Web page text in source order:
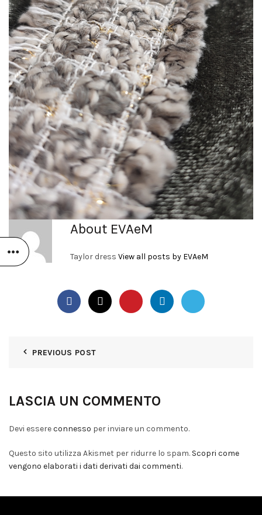
About EVAeM
Taylor dress View all posts by EVAeM
PREVIOUS POST
LASCIA UN COMMENTO
Devi essereconnesso per inviare un commento.
Questo sito utilizza Akismet per ridurre lo spam. Scopri come
vengono elaborati i dati derivati dai commenti.